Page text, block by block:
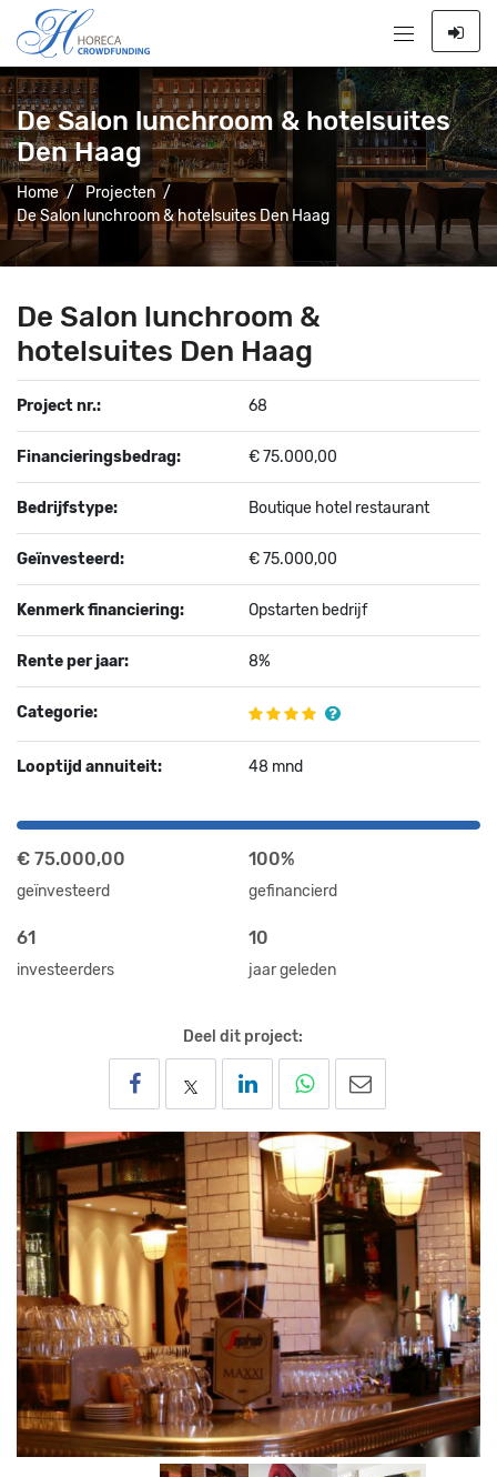
De Salon lunchroom & hotelsuites
Den Haag
Home / Projecten /
De Salon lunchroom & hotelsuites Den Haag
De Salon lunchroom &
hotelsuites Den Haag
Project nr.: 68
Financieringsbedrag: € 75.000,00
Bedrijfstype: Boutique hotel restaurant
Geïnvesteerd: € 75.000,00
Kenmerk financiering: Opstarten bedrijf
Rente per jaar: 8%
Categorie:
Looptijd annuiteit: 48 mnd
€ 75.000,00
geïnvesteerd
100%
gefinancierd
61
investeerders
10
jaar geleden
Deel dit project: